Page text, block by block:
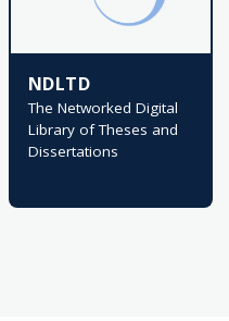
NDLTD
The Networked Digital
Library of Theses and
Dissertations